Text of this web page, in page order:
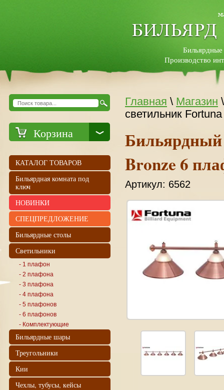
Производство
Главная \ Магазин
светильник
Бильярдный
Bronze 6
Артикул: 6562
Корзина
КАТАЛОГ ТОВАРОВ
Бильярдная комната под
ключ
НОВИНКИ
СПЕЦПРЕДЛОЖЕНИЕ
Бильярдные столы
Светильники
- 1 плафон
- 2 плафона
- 3 плафона
- 4 плафона
- 5 плафонов
- 6 плафонов
- Комплектующие
Бильярдные шары
Треугольники
Кии
Чехлы, тубусы, кейсы